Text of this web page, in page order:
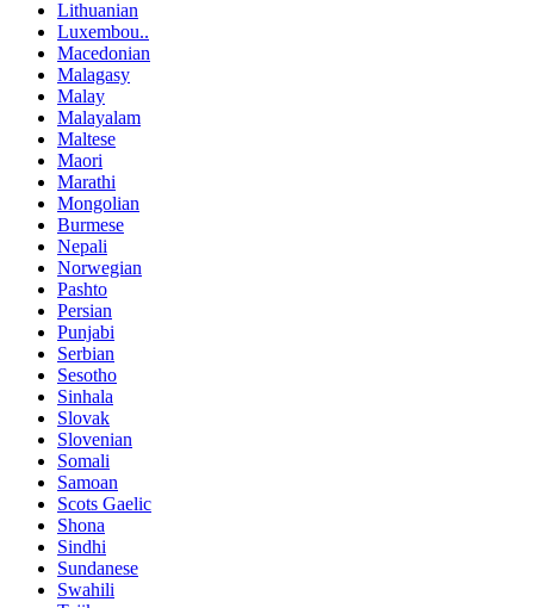
Lithuanian
Luxembou..
Macedonian
Malagasy
Malay
Malayalam
Maltese
Maori
Marathi
Mongolian
Burmese
Nepali
Norwegian
Pashto
Persian
Punjabi
Serbian
Sesotho
Sinhala
Slovak
Slovenian
Somali
Samoan
Scots Gaelic
Shona
Sindhi
Sundanese
Swahili